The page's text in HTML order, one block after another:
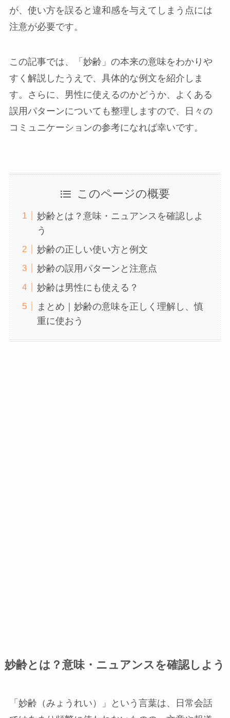
が、使い方を誤ると違和感を与えてしまう点には
注意が必要です。
この記事では、「妙齢」の本来の意味をわかりや
すく解説したうえで、具体的な例文を紹介しま
す。さらに、男性に使えるのかどうか、よくある
誤用パターンについても整理しますので、日々の
コミュニケーションの参考になれば幸いです。
このページの概要
妙齢とは？意味・ニュアンスを確認しよ
う
妙齢の正しい使い方と例文
妙齢の誤用パターンと注意点
妙齢は男性にも使える？
まとめ｜妙齢の意味を正しく理解し、慎
重に使おう
妙齢とは？意味・ニュアンスを確認しよう
「妙齢（みょうれい）」という言葉は、日常会話